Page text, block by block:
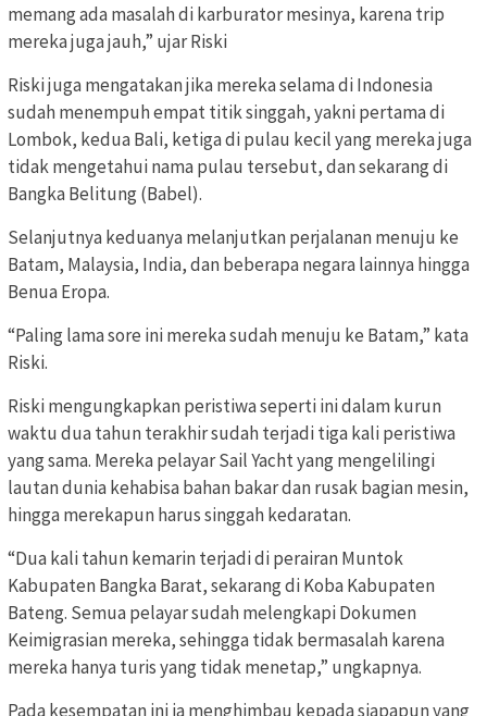
memang ada masalah di karburator mesinya, karena trip
mereka juga jauh,” ujar Riski
Riski juga mengatakan jika mereka selama di Indonesia
sudah menempuh empat titik singgah, yakni pertama di
Lombok, kedua Bali, ketiga di pulau kecil yang mereka juga
tidak mengetahui nama pulau tersebut, dan sekarang di
Bangka Belitung (Babel).
Selanjutnya keduanya melanjutkan perjalanan menuju ke
Batam, Malaysia, India, dan beberapa negara lainnya hingga
Benua Eropa.
“Paling lama sore ini mereka sudah menuju ke Batam,” kata
Riski.
Riski mengungkapkan peristiwa seperti ini dalam kurun
waktu dua tahun terakhir sudah terjadi tiga kali peristiwa
yang sama. Mereka pelayar Sail Yacht yang mengelilingi
lautan dunia kehabisa bahan bakar dan rusak bagian mesin,
hingga merekapun harus singgah kedaratan.
“Dua kali tahun kemarin terjadi di perairan Muntok
Kabupaten Bangka Barat, sekarang di Koba Kabupaten
Bateng. Semua pelayar sudah melengkapi Dokumen
Keimigrasian mereka, sehingga tidak bermasalah karena
mereka hanya turis yang tidak menetap,” ungkapnya.
Pada kesempatan ini ia menghimbau kepada siapapun yang